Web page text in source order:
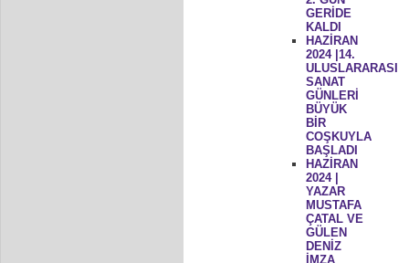
GERİDE
KALDI
HAZİRAN
2024 |14.
ULUSLARARASI
SANAT
GÜNLERİ
BÜYÜK
BİR
COŞKUYLA
BAŞLADI
HAZİRAN
2024 |
YAZAR
MUSTAFA
ÇATAL VE
GÜLEN
DENİZ
İMZA